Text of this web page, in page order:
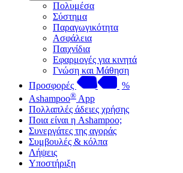
Πολυμέσα
Σύστημα
Παραγωγικότητα
Ασφάλεια
Παιχνίδια
Εφαρμογές για κινητά
Γνώση και Μάθηση
Προσφορές
%
Ashampoo® App
Πολλαπλές άδειες χρήσης
Ποια είναι η Ashampoo;
Συνεργάτες της αγοράς
Συμβουλές & κόλπα
Λήψεις
Υποστήριξη